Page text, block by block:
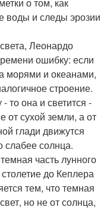
о том, как
воды и следы эрозии
Леонардо
ошибку: если
морями и океанами,
строение.
то она и светится -
от сухой земли, а от
глади движутся
слабее солнца.
часть лунного
до Кеплера
тем, что темная
но не от солнца,